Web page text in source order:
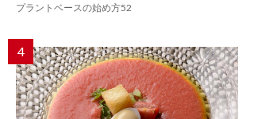
プラントベースの始め方52
4